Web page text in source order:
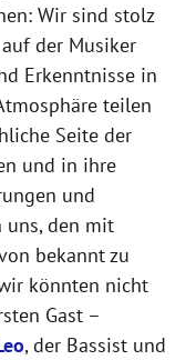
Wir sind stolz
der Musiker
Erkenntnisse in
teilen
Seite der
und in ihre
und
uns, den mit
bekannt zu
könnten nicht
Gast –
, der Bassist und